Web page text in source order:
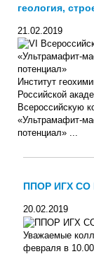
геология,
21.02.2019
Институт
Российской
Всероссийскую
«Ультрамафит-
потенциал» ...
ППОР ИГХ СО
20.02.2019
Уважаемые
февраля в